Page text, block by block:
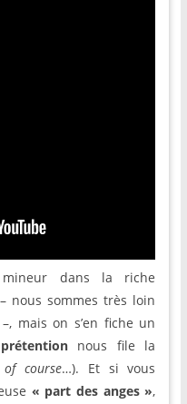
dans la riche
nous sommes très loin
mais on s’en fiche un
nous file la
of course…). Et si vous
« part des anges »,